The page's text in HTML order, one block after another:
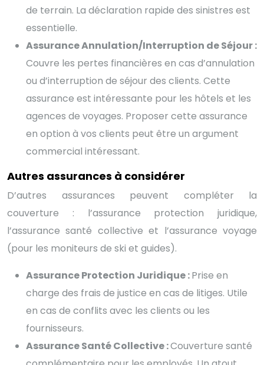
de terrain. La déclaration rapide des sinistres est
essentielle.
Assurance Annulation/Interruption de Séjour :
Couvre les pertes financières en cas d’annulation
ou d’interruption de séjour des clients. Cette
assurance est intéressante pour les hôtels et les
agences de voyages. Proposer cette assurance
en option à vos clients peut être un argument
commercial intéressant.
Autres assurances à considérer
D’autres assurances peuvent compléter la
couverture : l’assurance protection juridique,
l’assurance santé collective et l’assurance voyage
(pour les moniteurs de ski et guides).
Assurance Protection Juridique :Prise en
charge des frais de justice en cas de litiges. Utile
en cas de conflits avec les clients ou les
fournisseurs.
Assurance Santé Collective :Couverture santé